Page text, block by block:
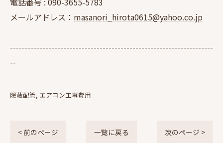
メールアドレス： masanori_hirota0615@yahoo.co.jp
--------------------------------------------------------------------
--
隠蔽配管 エアコン工事費用
< 前のページ 一覧に戻る 次のページ >